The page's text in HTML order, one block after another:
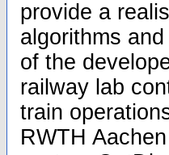
provide a
algorithms
of the
railway lab
train
RWTH